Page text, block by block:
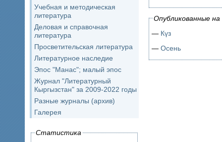
Учебная и методическая
литература
Деловая и справочная
литература
Просветительская литература
Литературное наследие
Эпос "Манас"; малый эпос
Журнал "Литературный
Кыргызстан" за 2009-2022 годы
Разные журналы (архив)
Галерея
Статистика
Опубликованные
— Күз
— Осень